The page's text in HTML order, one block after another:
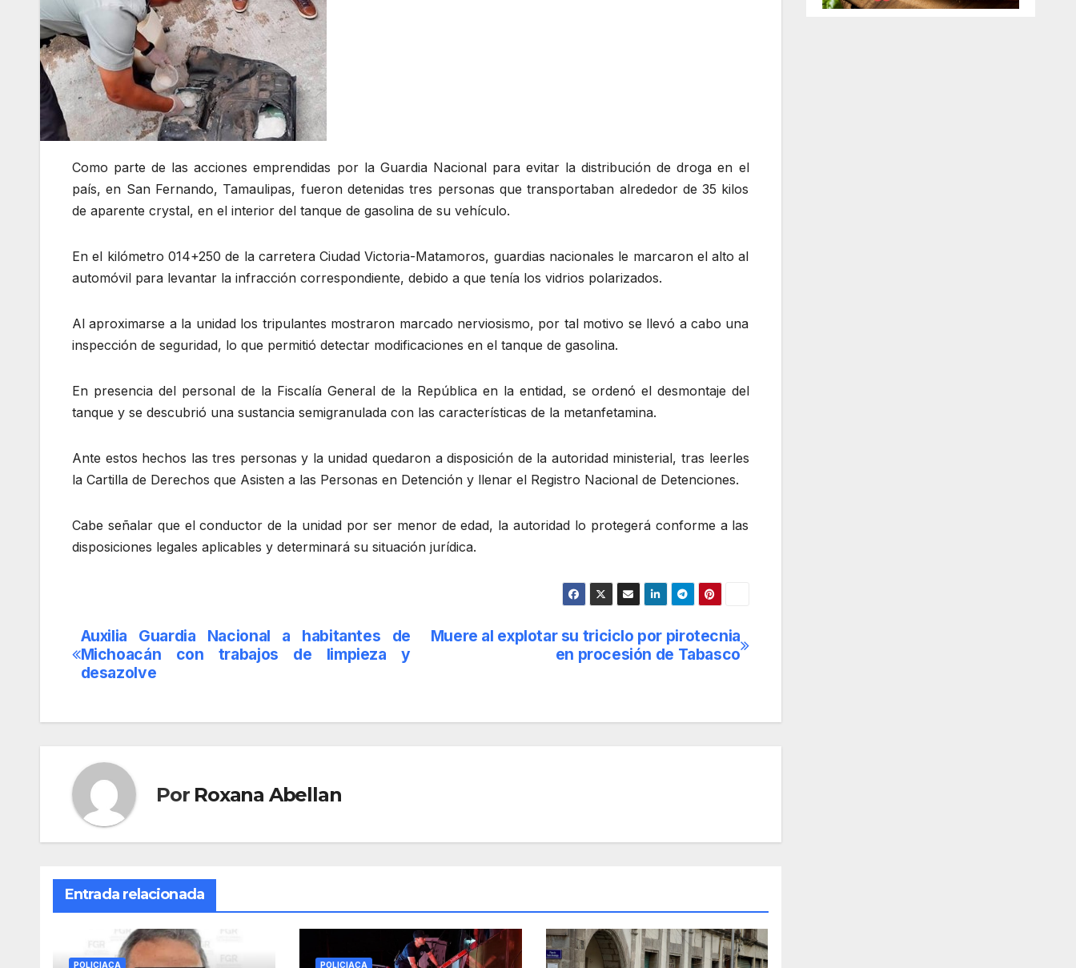
Como parte de las acciones emprendidas por la Guardia Nacional para evitar la distribución de droga en el
país, en San Fernando, Tamaulipas, fueron detenidas tres personas que transportaban alrededor de 35 kilos
de aparente crystal, en el interior del tanque de gasolina de su vehículo.
En el kilómetro 014+250 de la carretera Ciudad Victoria-Matamoros, guardias nacionales le marcaron el alto al
automóvil para levantar la infracción correspondiente, debido a que tenía los vidrios polarizados.
Al aproximarse a la unidad los tripulantes mostraron marcado nerviosismo, por tal motivo se llevó a cabo una
inspección de seguridad, lo que permitió detectar modificaciones en el tanque de gasolina.
En presencia del personal de la Fiscalía General de la República en la entidad, se ordenó el desmontaje del
tanque y se descubrió una sustancia semigranulada con las características de la metanfetamina.
Ante estos hechos las tres personas y la unidad quedaron a disposición de la autoridad ministerial, tras leerles
la Cartilla de Derechos que Asisten a las Personas en Detención y llenar el Registro Nacional de Detenciones.
Cabe señalar que el conductor de la unidad por ser menor de edad, la autoridad lo protegerá conforme a las
disposiciones legales aplicables y determinará su situación jurídica.
Navegación
de
Muere al explotar su triciclo por pirotecnia
en procesión de Tabasco
Auxilia Guardia Nacional a habitantes de
Michoacán con trabajos de limpieza y
desazolve
Por Roxana Abellan
Entrada relacionada
POLICIACA POLICIACA